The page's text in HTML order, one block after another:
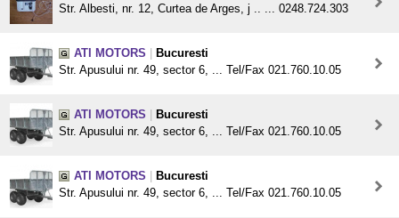
Str. Albesti, nr. 12, Curtea de Arges, j .. ... 0248.724.303
ATI MOTORS
Bucuresti
Str. Apusului nr. 49, sector 6, ... Tel/Fax 021.760.10.05
ATI MOTORS
Bucuresti
Str. Apusului nr. 49, sector 6, ... Tel/Fax 021.760.10.05
ATI MOTORS
Bucuresti
Str. Apusului nr. 49, sector 6, ... Tel/Fax 021.760.10.05